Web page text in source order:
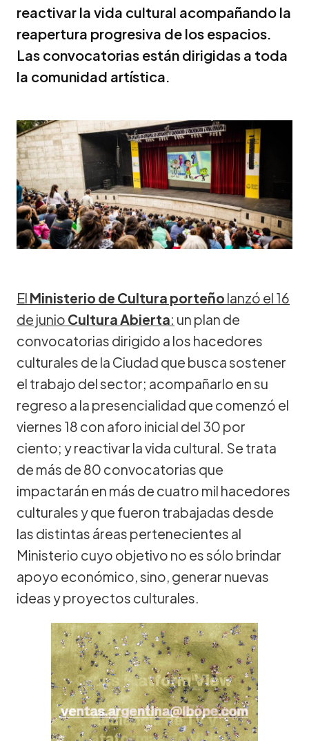
reactivar la vida cultural acompañando la
reapertura progresiva de los espacios.
Las convocatorias están dirigidas a toda
la comunidad artística.
El Ministerio de Cultura porteño lanzó el 16
de junio Cultura Abierta: un plan de
convocatorias dirigido a los hacedores
culturales de la Ciudad que busca sostener
el trabajo del sector; acompañarlo en su
regreso a la presencialidad que comenzó el
viernes 18 con aforo inicial del 30 por
ciento; y reactivar la vida cultural. Se trata
de más de 80 convocatorias que
impactarán en más de cuatro mil hacedores
culturales y que fueron trabajadas desde
las distintas áreas pertenecientes al
Ministerio cuyo objetivo no es sólo brindar
apoyo económico, sino, generar nuevas
ideas y proyectos culturales.